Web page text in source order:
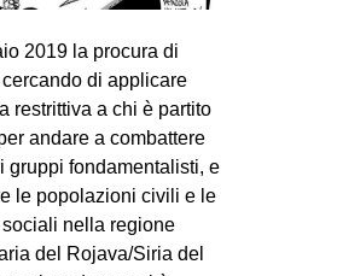
POPOLARE
MOVIMENTI
AMBIENTE
ANTIFASCISMO
ALL’ABITARE
2019 la procura di
di applicare
restrittiva a chi è partito
andare a combattere
gruppi fondamentalisti, e
le popolazioni civili e le
nella regione
del Rojava/Siria del